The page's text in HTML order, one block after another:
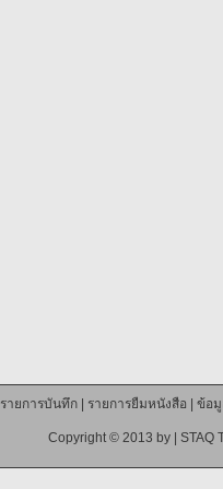
รายการบันทึก| รายการยืมหนังสือ ข้อ
Copyright © 2013 by | STAQ